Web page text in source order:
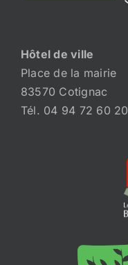
Hôtel de ville
Place de la mairie
83570 Cotignac
Tél. 04 94 72 60 20